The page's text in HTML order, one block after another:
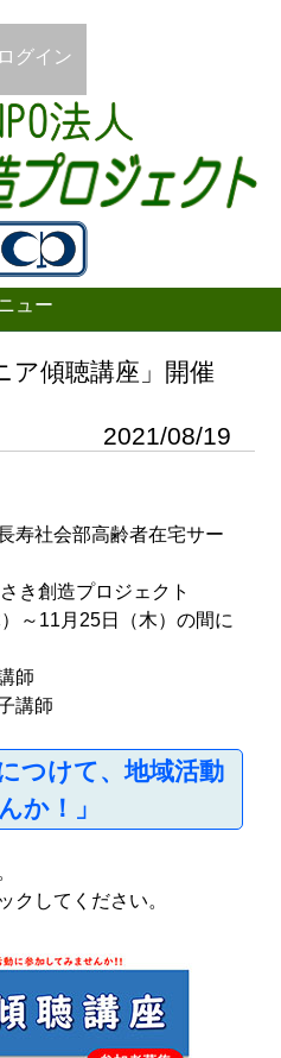
グイン
ュー
ア傾聴講座」開催
2021/08/19
寿社会部高齢者在宅サー
創造プロジェクト
～11月25日（木）の間に
師
師
つけて、地域活動
か！」
クしてください。